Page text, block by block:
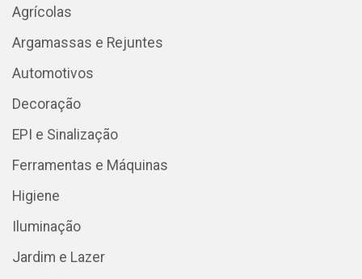
Agrícolas
Argamassas e Rejuntes
Automotivos
Decoração
EPI e Sinalização
Ferramentas e Máquinas
Higiene
Iluminação
Jardim e Lazer